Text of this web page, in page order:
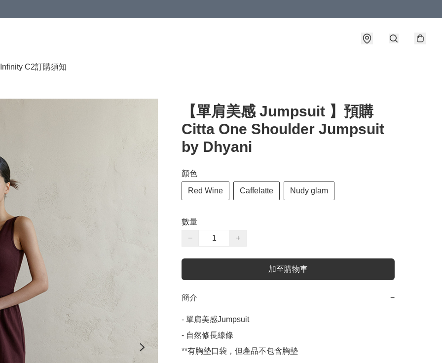
Infinity C2訂購須知
【單肩美感 Jumpsuit 】預購
Citta One Shoulder Jumpsuit
by Dhyani
顏色
Red Wine Caffelatte Nudy glam
數量
−
+
加至購物車
簡介 −
- 單肩美感Jumpsuit
- 自然修長線條
**有胸墊口袋，但產品不包含胸墊